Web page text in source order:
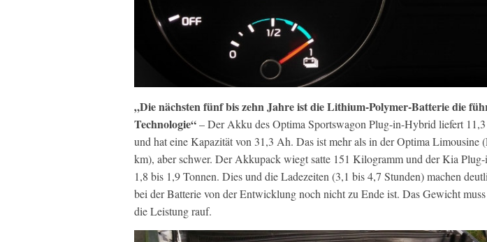
„Die nächsten fünf bis zehn Jahre ist die Lithium-Polymer-Batterie die
Technologie“– Der Akku des Optima Sportswagon Plug-in-Hybrid liefert
und hat eine Kapazität von 31,3 Ah. Das ist mehr als in der Optima Limousine
km), aber schwer. Der Akkupack wiegt satte 151 Kilogramm und der Kia
1,8 bis 1,9 Tonnen. Dies und die Ladezeiten (3,1 bis 4,7 Stunden) machen
bei der Batterie von der Entwicklung noch nicht zu Ende ist. Das Gewicht
die Leistung rauf.